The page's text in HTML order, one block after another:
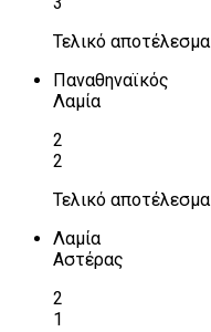
Τελικό αποτέλεσμα
Παναθηναϊκός
Λαμία
2
2
Τελικό αποτέλεσμα
Λαμία
Αστέρας
2
1